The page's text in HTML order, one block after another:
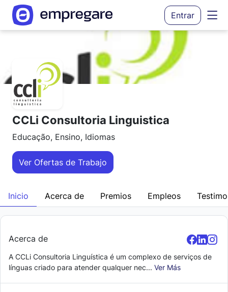
Entrar
CCLi Consultoria Linguistica
Educação, Ensino, Idiomas
Ver Ofertas de Trabajo
Inicio Acerca de Premios Empleos
Acerca de
A CCLi Consultoria Linguística é um complexo de serviços de
línguas criado para atender qualquer nec... Ver Más